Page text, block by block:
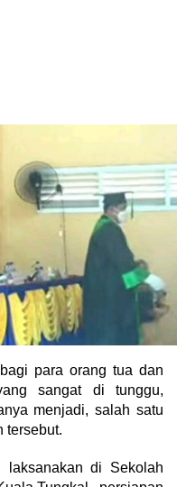
para orang tua dan
sangat di tunggu,
menjadi, salah satu
tersebut.
di Sekolah